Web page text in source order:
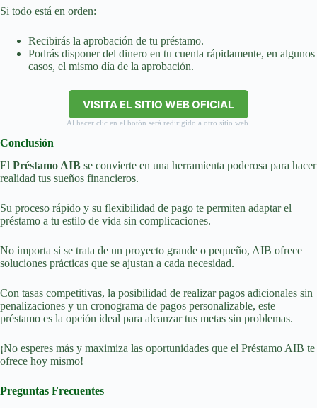
Si todo está en orden:
Recibirás la aprobación de tu préstamo.
Podrás disponer del dinero en tu cuenta rápidamente, en algunos
casos, el mismo día de la aprobación.
VISITA EL SITIO WEB OFICIAL
Al hacer clic en el botón será redirigido a otro sitio web.
Conclusión
El Préstamo AIB se convierte en una herramienta poderosa para hacer
realidad tus sueños financieros.
Su proceso rápido y su flexibilidad de pago te permiten adaptar el
préstamo a tu estilo de vida sin complicaciones.
No importa si se trata de un proyecto grande o pequeño, AIB ofrece
soluciones prácticas que se ajustan a cada necesidad.
Con tasas competitivas, la posibilidad de realizar pagos adicionales sin
penalizaciones y un cronograma de pagos personalizable, este
préstamo es la opción ideal para alcanzar tus metas sin problemas.
¡No esperes más y maximiza las oportunidades que el Préstamo AIB te
ofrece hoy mismo!
Preguntas Frecuentes